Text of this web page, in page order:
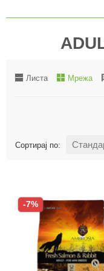
Листа Мрежа
Сортирај по:
-7%